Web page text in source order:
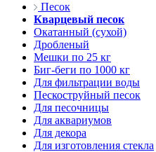
Песок
Кварцевый песок
Окатанный (сухой)
Дробленый
Мешки по 25 кг
Биг-беги по 1000 кг
Для фильтрации воды
Пескоструйный песок
Для песочницы
Для аквариумов
Для декора
Для изготовления стекла